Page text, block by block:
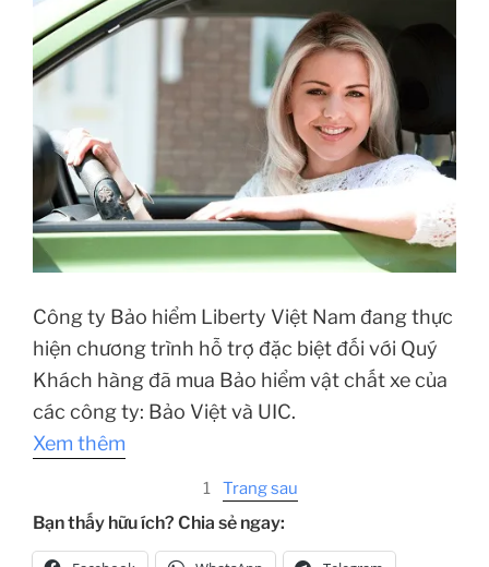
Công ty Bảo hiểm Liberty Việt Nam đang thực
hiện chương trình hỗ trợ đặc biệt đối với Quý
Khách hàng đã mua Bảo hiểm vật chất xe của
các công ty: Bảo Việt và UIC.
Xem thêm
1 Trang sau
Bạn thấy hữu ích? Chia sẻ ngay: